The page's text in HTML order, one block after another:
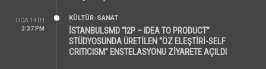
OCA 14TH
3:37 PM
KÜLTÜR-SANAT
İSTANBULSMD “I2P – IDEA TO PRODUCT”
STÜDYOSUNDA ÜRETİLEN “ÖZ ELEŞTİRİ-SELF
CRITICISM” ENSTELASYONU ZİYARETE AÇILDI